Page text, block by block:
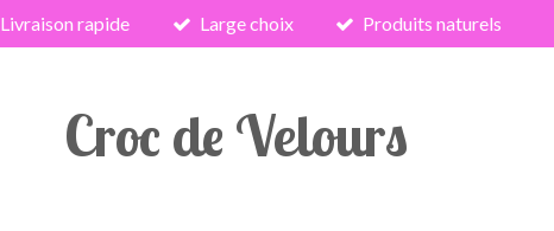
Livraison rapide Large choix Produits naturels
Croc de Velours